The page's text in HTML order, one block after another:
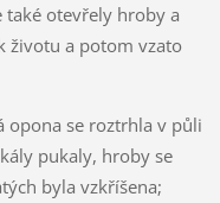
také otevřely hroby a
životu a potom vzato
opona se roztrhla v půli
pukaly, hroby se
byla vzkříšena;